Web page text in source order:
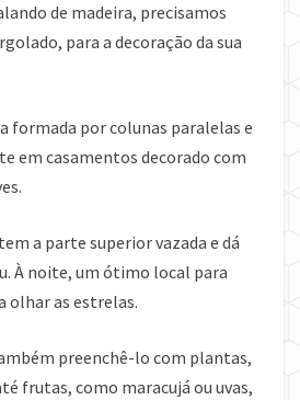
de madeira, precisamos
para a decoração da sua
formada por colunas paralelas e
em casamentos decorado com
a parte superior vazada e dá
À noite, um ótimo local para
olhar as estrelas.
preenchê-lo com plantas,
frutas, como maracujá ou uvas,